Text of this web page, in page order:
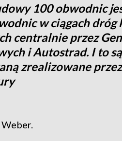
100 obwodnic
w ciągach dróg
centralnie przez
i Autostrad. I to
zrealizowane